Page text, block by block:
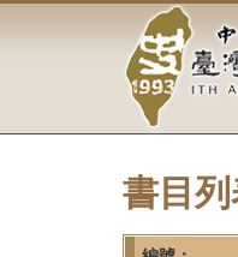
容
中
央
研
究
院-
書目